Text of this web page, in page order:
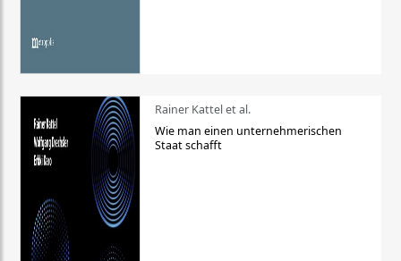
Rainer Kattel et al.
Wie man einen unternehmerischen
Staat schafft